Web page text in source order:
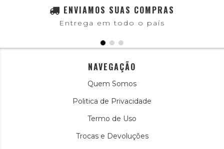
ENVIAMOS SUAS COMPRAS
Entrega em todo o país
NAVEGAÇÃO
Quem Somos
Politica de Privacidade
Termo de Uso
Trocas e Devoluções